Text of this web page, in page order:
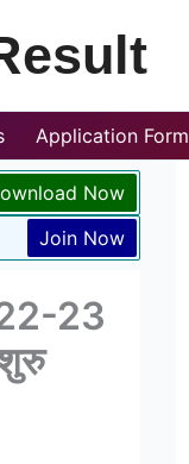
Application Form
Now
Join Now
23